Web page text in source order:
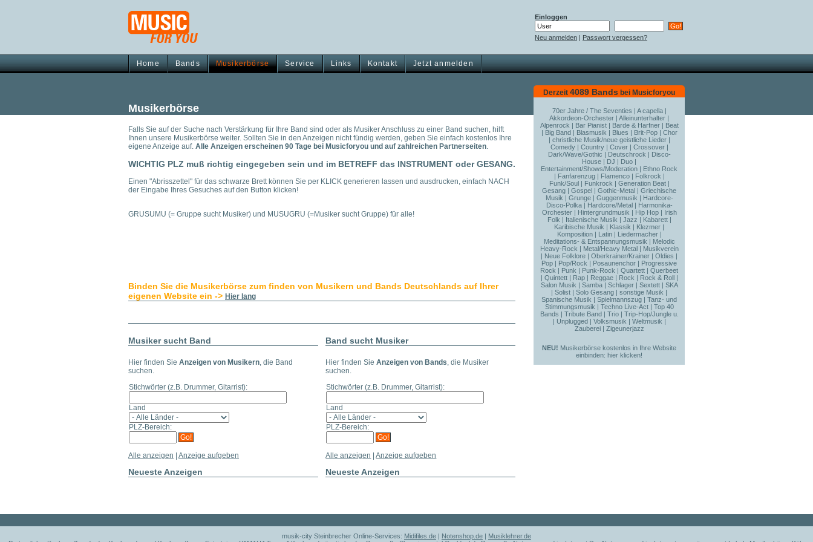
Einloggen
Neu anmelden | Passwort vergessen?
Home Bands Musikerbörse Service Links Kontakt Jetzt anmelden
Derzeit 4089 Bands bei Musicforyou
70er Jahre / The Seventies | A capella|
Akkordeon-Orchester | Alleinunterhalter |
Alpenrock | Bar Pianist| Barde & Harfner| Beat
| Big Band| Blasmusik | Blues | Brit-Pop| Chor
| christliche Musik/neue geistliche Lieder|
Comedy| Country| Cover| Crossover|
Dark/Wave/Gothic | Deutschrock | Disco-
House | DJ | Duo |
Entertainment/Shows/Moderation | Ethno Rock
| Fanfarenzug| Flamenco| Folkrock |
Funk/Soul| Funkrock | Generation Beat|
Gesang | Gospel | Gothic-Metal | Griechische
Musik | Grunge| Guggenmusik | Hardcore-
Disco-Polka| Hardcore/Metal| Harmonika-
Orchester| Hintergrundmusik | Hip Hop| Irish
Folk | Italienische Musik | Jazz | Kabarett|
Karibische Musik | Klassik | Klezmer |
Komposition| Latin| Liedermacher|
Meditations- & Entspannungsmusik | Melodic
Heavy-Rock | Metal/Heavy Metal| Musikverein
| Neue Folklore | Oberkrainer/Krainer | Oldies |
Pop | Pop/Rock | Posaunenchor | Progressive
Rock | Punk | Punk-Rock | Quartett | Querbeet
| Quintett| Rap| Reggae| Rock | Rock & Roll|
Salon Musik | Samba | Schlager | Sextett | SKA
| Solist | Solo Gesang | sonstige Musik |
Spanische Musik | Spielmannszug | Tanz- und
Stimmungsmusik | Techno Live-Act| Top 40
Bands | Tribute Band| Trio| Trip-Hop/Jungle u.
| Unplugged| Volksmusik | Weltmusik |
Zauberei| Zigeunerjazz
NEU! Musikerbörse kostenlos in Ihre Website
einbinden: hier klicken!
Musikerbörse
Falls Sie auf der Suche nach Verstärkung für Ihre Band sind oder als Musiker Anschluss zu einer Band suchen, hilft
Ihnen unsere Musikerbörse weiter. Sollten Sie in den Anzeigen nicht fündig werden, geben Sie einfach kostenlos Ihre
eigene Anzeige auf. Alle Anzeigen erscheinen 90 Tage bei Musicforyou und auf zahlreichen Partnerseiten.
WICHTIG PLZ muß richtig eingegeben sein und im BETREFF das INSTRUMENT oder GESANG.
Einen "Abrisszettel" für das schwarze Brett können Sie per KLICK generieren lassen und ausdrucken, einfach NACH
der Eingabe Ihres Gesuches auf den Button klicken!
GRUSUMU (= Gruppe sucht Musiker) und MUSUGRU (=Musiker sucht Gruppe) für alle!
Binden Sie die Musikerbörse zum finden von Musikern und Bands Deutschlands auf Ihrer
eigenen Website ein -> Hier lang
Band sucht Musiker
Hier finden SieAnzeigen von Bands, die Musiker
suchen.
Stichwörter(z.B. Drummer, Gitarrist):
Land
PLZ-Bereich:
Alle anzeigen |Anzeige aufgeben
Neueste Anzeigen
Musiker sucht Band
Hier finden Sie Anzeigen von Musikern, die Band
suchen.
Stichwörter (z.B. Drummer, Gitarrist):
Land
PLZ-Bereich:
Alle anzeigen Anzeige aufgeben
Neueste Anzeigen
musik-city Steinbrecher Online-Services: Midifiles.de | Notenshop.de | Musiklehrer.de